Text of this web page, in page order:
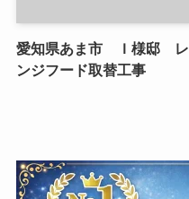
愛知県あま市 Ｉ様邸 レ
ンジフード取替工事